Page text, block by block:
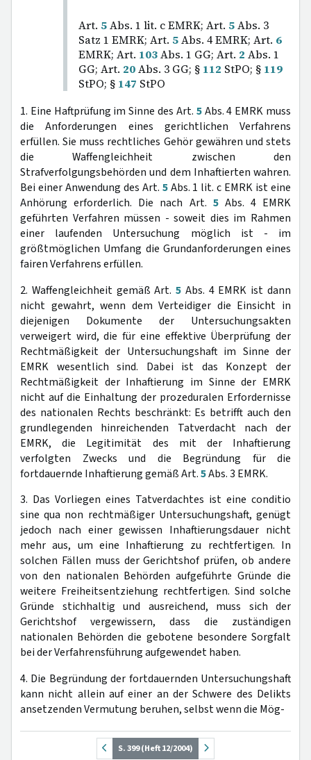
Art. 5Abs. 1 lit. c EMRK; Art. 5Abs. 3
Satz 1 EMRK; Art. 5Abs. 4 EMRK; Art. 6
EMRK; Art. 103Abs. 1 GG; Art. 2 Abs. 1
GG; Art. 20Abs. 3 GG; § 112 StPO; § 119
StPO; § 147 StPO
1. Eine Haftprüfung im Sinne des Art. 5Abs. 4 EMRK muss
die Anforderungen eines gerichtlichen Verfahrens
erfüllen. Sie muss rechtliches Gehör gewähren und stets
die Waffengleichheit zwischen den
Strafverfolgungsbehörden und dem Inhaftierten wahren.
Bei einer Anwendung des Art. 5Abs. 1 lit. c EMRK ist eine
Anhörung erforderlich. Die nach Art. 5Abs. 4 EMRK
geführten Verfahren müssen - soweit dies im Rahmen
einer laufenden Untersuchung möglich ist - im
größtmöglichen Umfang die Grundanforderungen eines
fairen Verfahrens erfüllen.
2. Waffengleichheit gemäß Art.5 Abs. 4 EMRK ist dann
nicht gewahrt, wenn dem Verteidiger die Einsicht in
diejenigen Dokumente der Untersuchungsakten
verweigert wird, die für eine effektive Überprüfung der
Rechtmäßigkeit der Untersuchungshaft im Sinne der
EMRK wesentlich sind. Dabei ist das Konzept der
Rechtmäßigkeit der Inhaftierung im Sinne der EMRK
nicht auf die Einhaltung der prozeduralen Erfordernisse
des nationalen Rechts beschränkt: Es betrifft auch den
grundlegenden hinreichenden Tatverdacht nach der
EMRK, die Legitimität des mit der Inhaftierung
verfolgten Zwecks und die Begründung für die
fortdauernde Inhaftierung gemäß Art.5Abs. 3 EMRK.
3. Das Vorliegen eines Tatverdachtes ist eine conditio
sine qua non rechtmäßiger Untersuchungshaft, genügt
jedoch nach einer gewissen Inhaftierungsdauer nicht
mehr aus, um eine Inhaftierung zu rechtfertigen. In
solchen Fällen muss der Gerichtshof prüfen, ob andere
von den nationalen Behörden aufgeführte Gründe die
weitere Freiheitsentziehung rechtfertigen. Sind solche
Gründe stichhaltig und ausreichend, muss sich der
Gerichtshof vergewissern, dass die zuständigen
nationalen Behörden die gebotene besondere Sorgfalt
bei der Verfahrensführung aufgewendet haben.
4. Die Begründung der fortdauernden Untersuchungshaft
kann nicht allein auf einer an der Schwere des Delikts
ansetzenden Vermutung beruhen, selbst wenn die Mög-
S. 399 (Heft 12/2004)